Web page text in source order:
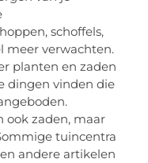
schoffels,
meer verwachten.
planten en zaden
dingen vinden die
ook zaden, maar
tuincentra
andere artikelen